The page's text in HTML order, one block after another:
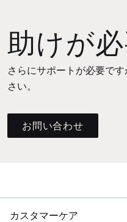
助けが
さらにサポートが必要で
さい。
お問い合わせ
カスタマーケア